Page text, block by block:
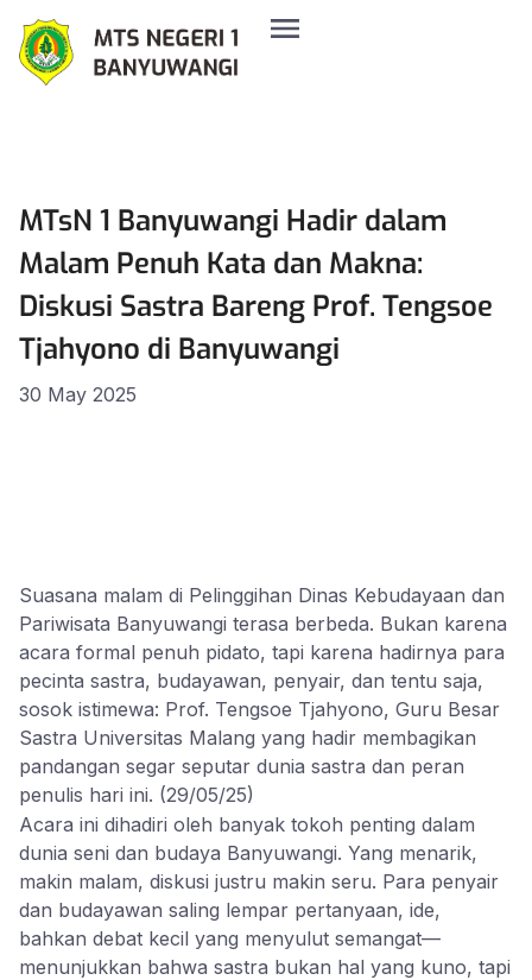
MTsN 1 Banyuwangi Hadir dalam
Malam Penuh Kata dan Makna:
Diskusi Sastra Bareng Prof. Tengsoe
Tjahyono di Banyuwangi
30 May 2025
Suasana malam di Pelinggihan Dinas Kebudayaan dan
Pariwisata Banyuwangi terasa berbeda. Bukan karena
acara formal penuh pidato, tapi karena hadirnya para
pecinta sastra, budayawan, penyair, dan tentu saja,
sosok istimewa: Prof. Tengsoe Tjahyono, Guru Besar
Sastra Universitas Malang yang hadir membagikan
pandangan segar seputar dunia sastra dan peran
penulis hari ini. (29/05/25)
Acara ini dihadiri oleh banyak tokoh penting dalam
dunia seni dan budaya Banyuwangi. Yang menarik,
makin malam, diskusi justru makin seru. Para penyair
dan budayawan saling lempar pertanyaan, ide,
bahkan debat kecil yang menyulut semangat—
menunjukkan bahwa sastra bukan hal yang kuno, tapi